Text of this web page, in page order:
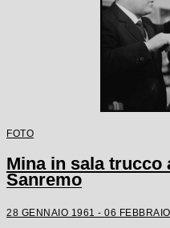
FOTO
Mina in sala trucco
Sanremo
28 GENNAIO 1961 - 06